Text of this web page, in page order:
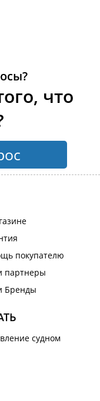
что
покупателю
партнеры
Бренды
судном